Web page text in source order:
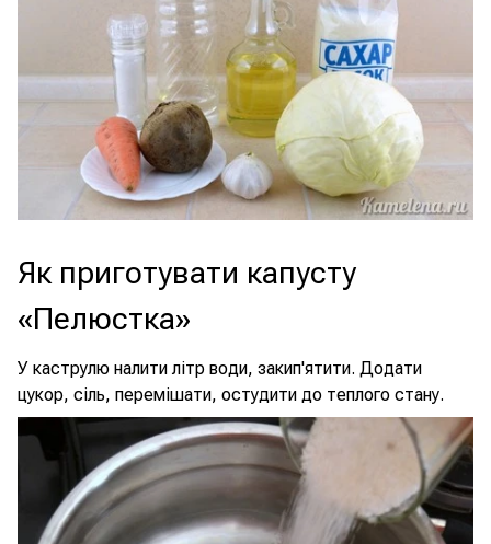
Як приготувати капусту
«Пелюстка»
У каструлю налити літр води, закип'ятити. Додати
цукор, сіль, перемішати, остудити до теплого стану.